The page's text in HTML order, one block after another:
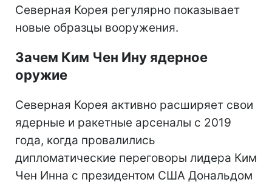
Северная Корея регулярно показывает
новые образцы вооружения.
Зачем Ким Чен Ину ядерное
оружие
Северная Корея активно расширяет свои
ядерные и ракетные арсеналы с 2019
года, когда провалились
дипломатические переговоры лидера Ким
Чен Инна с президентом США Дональдом